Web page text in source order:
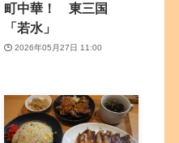
町中華！ 東三国
「若水」
2026年05月27日 11:00